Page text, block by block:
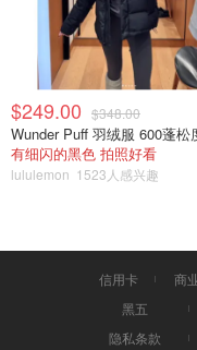
$249.00 $348.00
Wunder Puff 羽绒服 600蓬松
有细闪的黑色 拍照好看
lululemon 1523人感兴趣
信用卡 商
黑五
隐私条款